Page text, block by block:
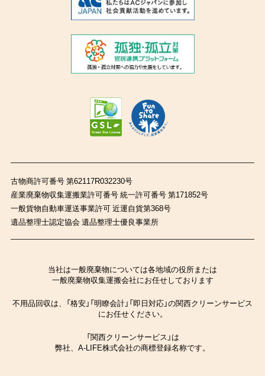
古物商許可番号 第62117R032230号
産業廃棄物収集運搬業許可番号 統一許可番号 第171852号
一般貨物自動車運送事業許可 近運自貨第368号
遺品整理士認定協会 遺品整理士優良事業所
当社は一般廃棄物については各地域の役所または
一般廃棄物収集運搬会社にお任せしております
不用品回収は、「格安」「明瞭会計」「即日対応」の関西クリーンサービス
にお任せください。
「関西クリーンサービス」は
弊社、A-LIFE株式会社の商標登録名称です。